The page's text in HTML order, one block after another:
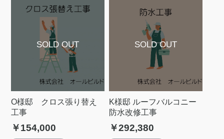
O様邸 クロス張り替え
工事
￥154,000
K様邸 ルーフバルコニー
防水改修工事
￥292,380